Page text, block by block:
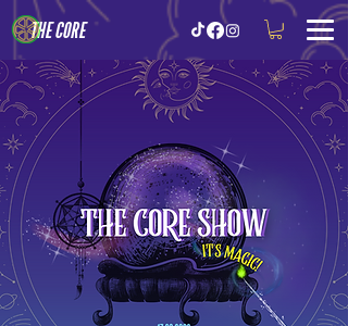
THE CORE